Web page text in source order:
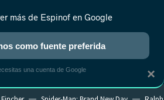
REALITY ANIME RANKINGS CINE
×
más de Espinof en Google
como fuente preferida
una cuenta de Google